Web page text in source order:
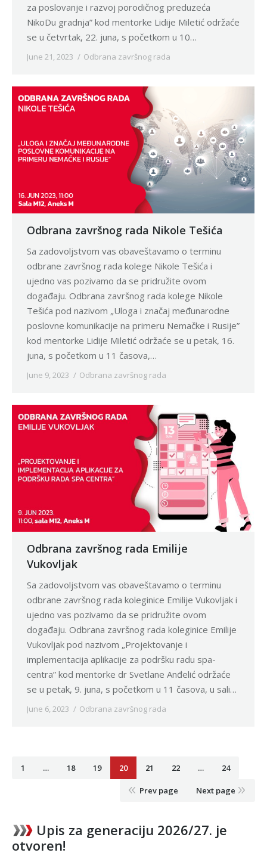
za poslovanje i razvoj porodičnog preduzeća
NikoDu gradnja” kod mentorke Lidije Miletić održaće
se u četvrtak, 22. juna, s početkom u 10…
June 21, 2023 Odbrana završnog rada
Odbrana završnog rada Nikole Tešića
Sa zadovoljstvom vas obaveštavamo o terminu
odbrane završnog rada kolege Nikole Tešića i
ujedno vas pozivamo da se pridružite ovom
događaju. Odbrana završnog rada kolege Nikole
Tešića pod nazivom „Uloga i značaj međunarodne
poslovne komunikacije na primeru Nemačke i Rusije”
kod mentorke Lidije Miletić održaće se u petak, 16.
juna, s početkom u 11 časova,…
June 9, 2023 Odbrana završnog rada
Odbrana završnog rada Emilije
Vukovljak
Sa zadovoljstvom vas obaveštavamo o terminu
odbrane završnog rada koleginice Emilije Vukovljak i
ujedno vas pozivamo da se pridružite ovom
događaju. Odbrana završnog rada koleginice Emilije
Vukovljak pod nazivom „Projektovanje i
implementacija aplikacije za podršku radu spa-
centra” kod mentorke dr Svetlane Anđelić održaće
se u petak, 9. juna, s početkom u 11 časova, u sali…
June 6, 2023 Odbrana završnog rada
1 … 18 19 20 21 22 … 24
Prev page Next page
Upis za generaciju 2026/27. je
otvoren!